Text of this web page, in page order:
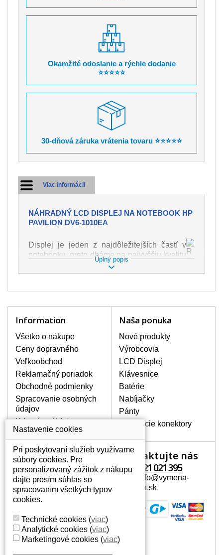
Okamžité odoslanie a rýchle dodanie
⭐⭐⭐⭐⭐
30-dňová záruka vrátenia tovaru ⭐⭐⭐⭐⭐
Viac informácii
NÁHRADNÝ LCD DISPLEJ NA NOTEBOOK HP
PAVILION DV6-1010EA
Displej je jeden z najdôležitejších častí v
notebooku, preto dbáme na najvyššiu kvalitu
tohto náhradného dielu. Slúži k
zobrazovaniu textu či obrazu v rôznej
najväčšou opatrnosťou. Medzi najčastejšie
poškodenie napr. prasklinu alebo
poškrábanie. Ďalej zvislé pruhy, nesvietiaci
displej, preblikávanie alebo nerovnomerný
jas.
LCD DISPLEJE NAJVYŠŠEJ
KVALITY !
Skladom držíme len originálne displeje, ktoré
spĺňajú vysokú kvalitu triedy A+ bez chybných
pixelov a to po celú dobu záruky.
AKO ZISTÍTE AKÝ POTREBUJETE
DISPLEJ PRE SVOJ NOTEBOOK?
Displej je možné dohľadať podľa modelu
notebooku, ktorý je uvedený na spodnej
strane notebooku na štítku alebo pod
batériou. Býva tiež znázornený na
rámčeku alebo pri klávesnici. V prípade,
že máte displej demontovaný, dohľadáte
to vďaka modelovému označeniu z
displeja, ktoré sa nachádza na štítku pri
EAN kóde.
Úplný popis
Information
Všetko o nákupe
Ceny dopravného
Veľkoobchod
Reklamačný poriadok
Obchodné podmienky
Spracovanie osobných
údajov
Kde nás nájdete
Naša ponuka
Nové produkty
Výrobcovia
LCD Displej
Klávesnice
Batérie
Nabíjačky
Pánty
Napájacie konektory
Váš účet
Váš účet
Osobné informácie
Adresy
Kontaktujte nás
+421 221 021 395
Mail: info@vymena-
displeja.sk
Nastavenie cookies
Pri poskytovaní služieb využívame
súbory cookies. Pre
personalizovaný zážitok z nákupu
dajte prosím súhlas so
spracovaním všetkých typov
cookies.
Technické cookies (viac)
Analytické cookies (viac)
Marketingové cookies (viac)